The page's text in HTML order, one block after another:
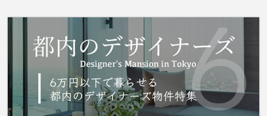
談や引っ越し日の調整はお任せ下さいね。住ま
ることができるでしょう。快適な住まいをお客
様と共にお探し致します。